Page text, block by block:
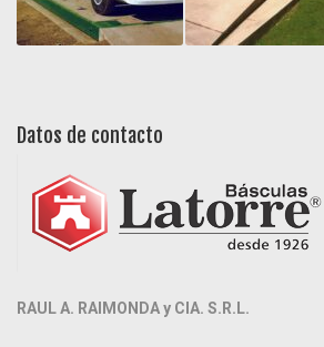
Datos de contacto
RAUL A. RAIMONDA y CIA. S.R.L.